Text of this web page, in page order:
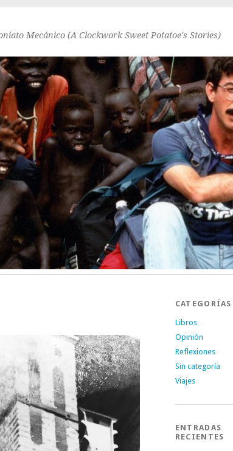
Mecánico (A Clockwork Sweet Potatoe's Stories)
CATEGORÍAS
Libros
Opinión
Reflexiones
Sin categoría
Viajes
ENTRADAS
RECIENTES